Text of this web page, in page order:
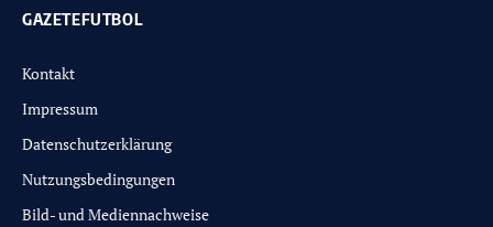
GAZETEFUTBOL
Kontakt
Impressum
Datenschutzerklärung
Nutzungsbedingungen
Bild- und Mediennachweise